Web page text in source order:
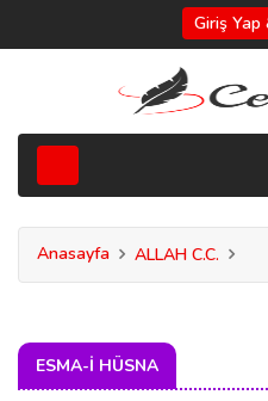
Giriş Yap
Anasayfa ALLAH C.C.
ESMA-I HÜSNA